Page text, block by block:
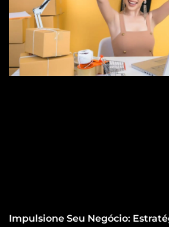
Impulsione Seu Negócio: